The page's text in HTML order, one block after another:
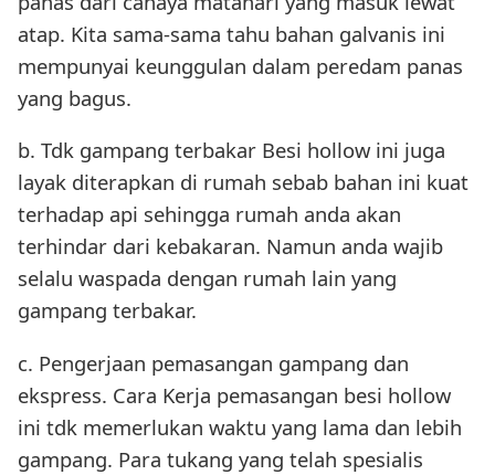
atap. Kita sama-sama tahu bahan galvanis ini
mempunyai keunggulan dalam peredam panas
yang bagus.
b. Tdk gampang terbakar Besi hollow ini juga
layak diterapkan di rumah sebab bahan ini kuat
terhadap api sehingga rumah anda akan
terhindar dari kebakaran. Namun anda wajib
selalu waspada dengan rumah lain yang
gampang terbakar.
c. Pengerjaan pemasangan gampang dan
ekspress. Cara Kerja pemasangan besi hollow
ini tdk memerlukan waktu yang lama dan lebih
gampang. Para tukang yang telah spesialis